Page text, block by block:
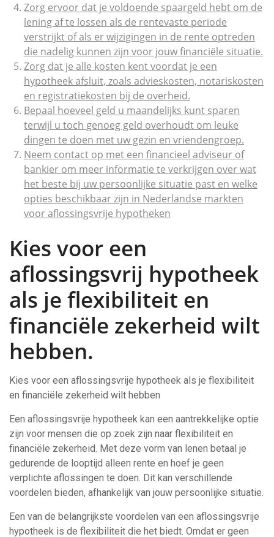
Zorg ervoor dat je voldoende spaargeld hebt om de
lening af te lossen als de rentevaste periode
verstrijkt of als er wijzigingen in de rente optreden
die nadelig kunnen zijn voor jouw financiële situatie.
Zorg dat je alle kosten kent voordat je een
hypotheek afsluit, zoals advieskosten, notariskosten
en registratiekosten bij de overheid.
Bepaal hoeveel geld u maandelijks kunt sparen
terwijl u toch genoeg geld overhoudt om leuke
dingen te doen met uw gezin en vriendengroep.
Neem contact op met een financieel adviseur of
bankier om meer informatie te verkrijgen over wat
het beste bij uw persoonlijke situatie past en welke
opties beschikbaar zijn in Nederlandse markten
voor aflossingsvrije hypotheken
Kies voor een
aflossingsvrij hypotheek
als je flexibiliteit en
financiële zekerheid wilt
hebben.
Kies voor een aflossingsvrije hypotheek als je flexibiliteit
en financiële zekerheid wilt hebben
Een aflossingsvrije hypotheek kan een aantrekkelijke optie
zijn voor mensen die op zoek zijn naar flexibiliteit en
financiële zekerheid. Met deze vorm van lenen betaal je
gedurende de looptijd alleen rente en hoef je geen
verplichte aflossingen te doen. Dit kan verschillende
voordelen bieden, afhankelijk van jouw persoonlijke situatie.
Een van de belangrijkste voordelen van een aflossingsvrije
hypotheek is de flexibiliteit die het biedt. Omdat er geen